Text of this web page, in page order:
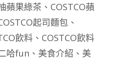
蘋果綠茶 、 COSTCO蘋
起司麵包 、
飲料 、 COSTCO飲料
哈fun 、 美食介紹 、 美